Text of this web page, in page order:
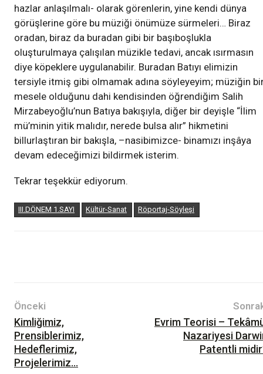
hazlar anlaşılmalı- olarak görenlerin, yine kendi dünya
görüşlerine göre bu müziği önümüze sürmeleri… Biraz
oradan, biraz da buradan gibi bir başıboşlukla
oluşturulmaya çalışılan müzikle tedavi, ancak ısırmasın
diye köpeklere uygulanabilir. Buradan Batıyı elimizin
tersiyle itmiş gibi olmamak adına söyleyeyim; müziğin
mesele olduğunu dahi kendisinden öğrendiğim Salih
Mirzabeyoğlu’nun Batıya bakışıyla, diğer bir deyişle “İlim
mü’minin yitik malıdır, nerede bulsa alır” hikmetini
billurlaştıran bir bakışla, –nasibimizce- binamızı inşâya
devam edeceğimizi bildirmek isterim.
Tekrar teşekkür ediyorum.
III.DÖNEM 1.SAYI Kültür-Sanat Röportaj-Söyleşi
Önceki
Kimliğimiz,
Prensiblerimiz,
Hedeflerimiz,
Projelerimiz…
Evrim Teorisi –
Nazariyesi
Patentli